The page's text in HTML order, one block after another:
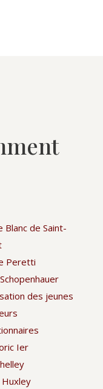
Blanc de Saint-
Peretti
des jeunes
Ier
Huxley